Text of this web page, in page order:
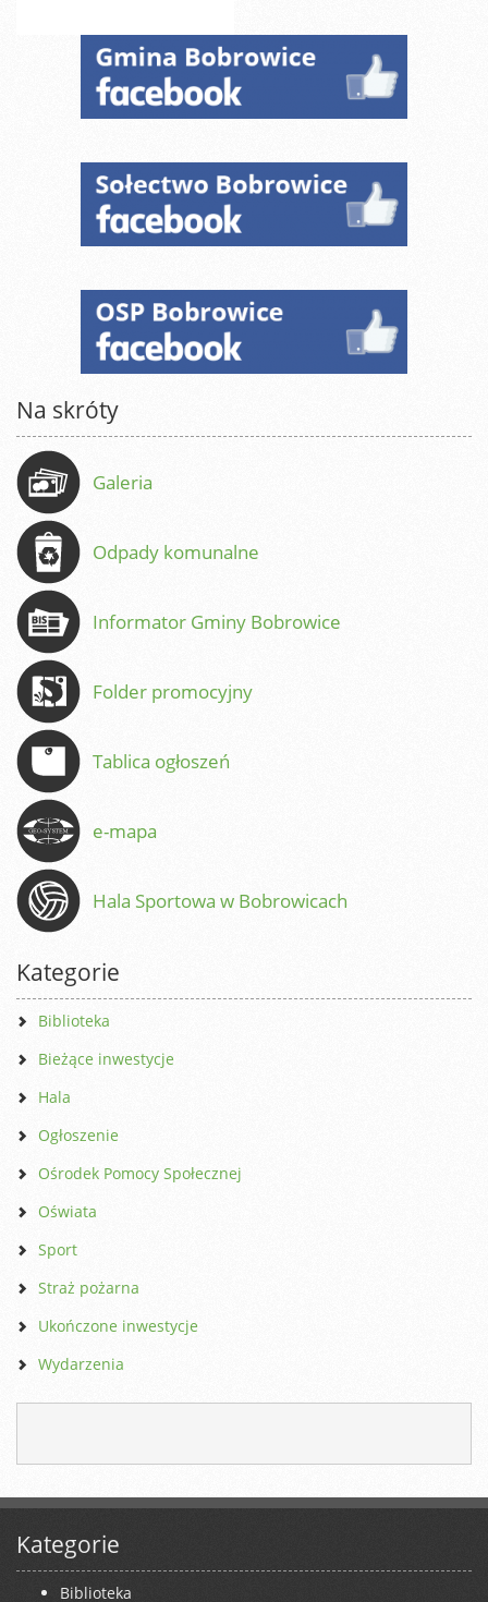
Na skróty
Galeria
Odpady komunalne
Informator Gminy Bobrowice
Folder promocyjny
Tablica ogłoszeń
e-mapa
Hala Sportowa w Bobrowicach
Kategorie
Biblioteka
Bieżące inwestycje
Hala
Ogłoszenie
Ośrodek Pomocy Społecznej
Oświata
Sport
Straż pożarna
Ukończone inwestycje
Wydarzenia
Kategorie
Biblioteka